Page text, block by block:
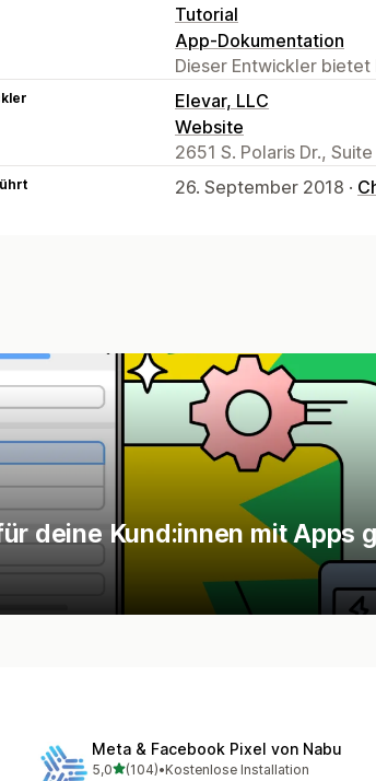
Tutorial
App-Dokumentation
Dieser Entwickler
Elevar, LLC
Website
2651 S. Polaris Dr.,
26. September 2018 ·
deine Kund:innen mit Apps
Meta & Facebook Pixel von Nabu
5,0von 5 Sternen
(104)
104 Rezensionen insgesamt
•Kostenlose Installation